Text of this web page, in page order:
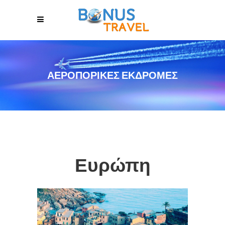
ΑΕΡΟΠΟΡΙΚΈΣ ΕΚΔΡΟΜΈΣ
Ευρώπη